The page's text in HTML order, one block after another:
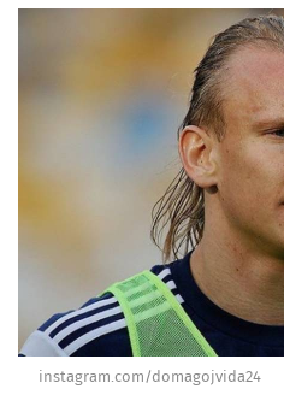
instagram.com/domagojvida24